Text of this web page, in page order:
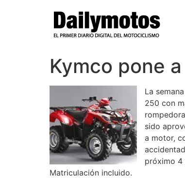
Kymco pone
La
250 con
sido
a motor,
próximo 4
Matriculación incluido.